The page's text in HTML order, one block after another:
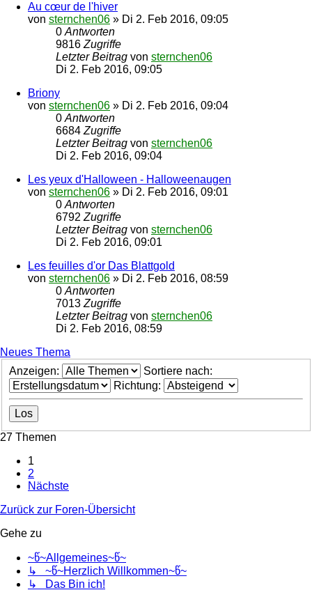
Au cœur de l'hiver
von sternchen06 » Di 2. Feb 2016, 09:05
0 Antworten
9816 Zugriffe
Letzter Beitrag von sternchen06
Di 2. Feb 2016, 09:05
Briony
von sternchen06 » Di 2. Feb 2016, 09:04
0 Antworten
6684 Zugriffe
Letzter Beitrag von sternchen06
Di 2. Feb 2016, 09:04
Les yeux d'Halloween - Halloweenaugen
von sternchen06 » Di 2. Feb 2016, 09:01
0 Antworten
6792 Zugriffe
Letzter Beitrag von sternchen06
Di 2. Feb 2016, 09:01
Les feuilles d'or Das Blattgold
von sternchen06 » Di 2. Feb 2016, 08:59
0 Antworten
7013 Zugriffe
Letzter Beitrag von sternchen06
Di 2. Feb 2016, 08:59
Neues Thema
Anzeigen:
Sortiere nach:
Richtung:
27 Themen
1
2
Nächste
Zurück zur Foren-Übersicht
Gehe zu
~წ~Allgemeines~წ~
↳ ~წ~Herzlich Willkommen~წ~
↳ Das Bin ich!